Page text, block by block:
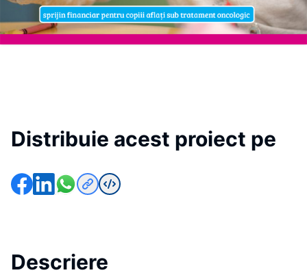
Distribuie acest proiect pe
Descriere